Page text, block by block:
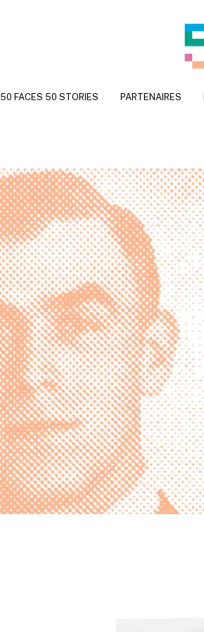
50 FACES 50 STORIES PARTENAIRES